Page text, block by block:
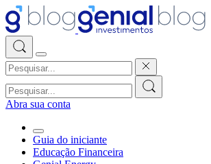
Abra sua conta
Guia do iniciante
Educação Financeira